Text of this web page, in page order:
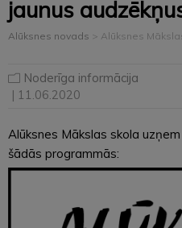
jaunus
Alūksnes novads > Alūksnes
Noderīga informācija
| 11.06.2020
Alūksnes Mākslas skola
šādās programmās: